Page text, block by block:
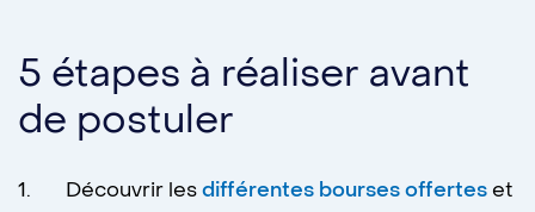
5 étapes à réaliser avant
de postuler
Découvrir lesdifférentes bourses offerteset